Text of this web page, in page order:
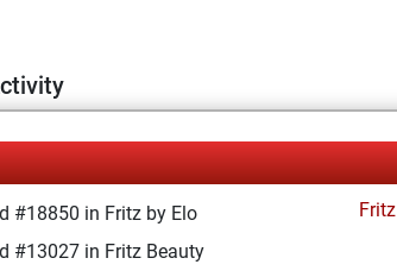
#18850 in Fritz by Elo
Fritz
#13027 in Fritz Beauty